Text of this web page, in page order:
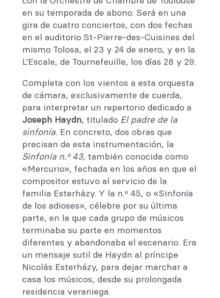
en su temporada de abono. Será en una
gira de cuatro conciertos, con dos fechas
en el auditorio St-Pierre-des-Cuisines del
mismo Tolosa, el 23 y 24 de enero, y en la
L’Escale, de Tournefeuille, los días 28 y 29.
Completa con los vientos a esta orquesta
de cámara, exclusivamente de cuerda,
para interpretar un repertorio dedicado a
Joseph Haydn, titulado El padre de la
sinfonía. En concreto, dos obras que
precisan de esta instrumentación, la
Sinfonía n.º 43, también conocida como
«Mercurio», fechada en los años en que el
compositor estuvo al servicio de la
familia Esterházy. Y la n.º 45, o «Sinfonía
de los adioses», célebre por su última
parte, en la que cada grupo de músicos
terminaba su parte en momentos
diferentes y abandonaba el escenario. Era
un mensaje sutil de Haydn al príncipe
Nicolás Esterházy, para dejar marchar a
casa los músicos, desde su prolongada
residencia veraniega.